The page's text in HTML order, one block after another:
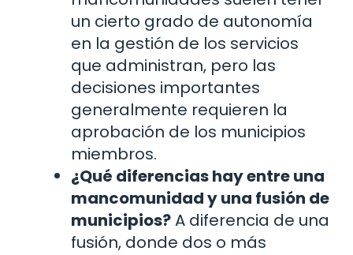
un cierto grado de autonomía
en la gestión de los servicios
que administran, pero las
decisiones importantes
generalmente requieren la
aprobación de los municipios
miembros.
¿Qué diferencias hay entre una
mancomunidad y una fusión de
municipios?A diferencia de una
fusión, donde dos o más